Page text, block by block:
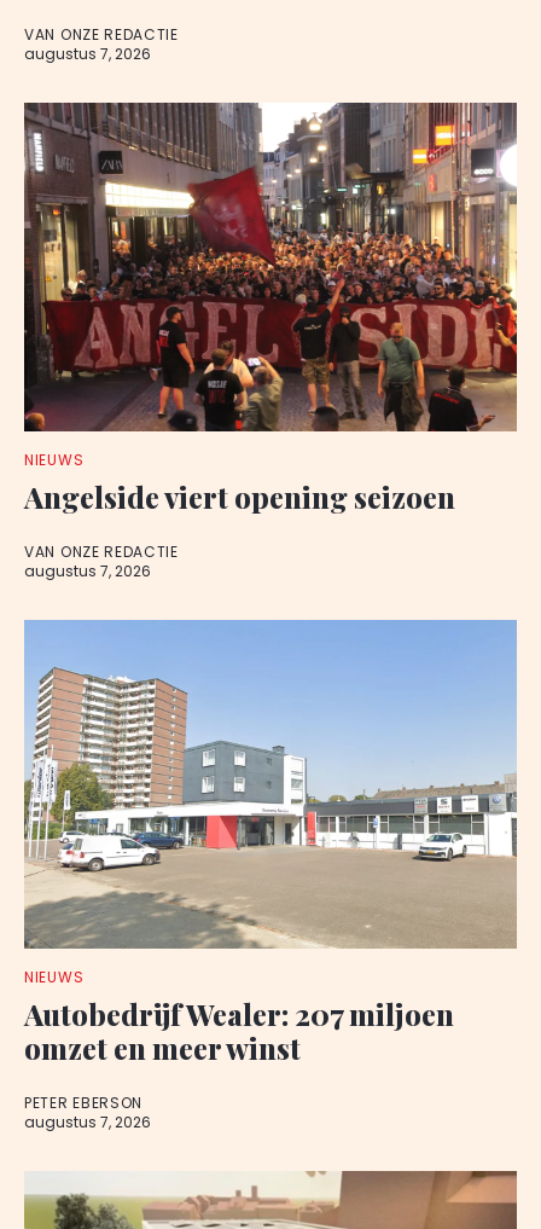
VAN ONZE REDACTIE
augustus 7, 2026
NIEUWS
Angelside viert opening seizoen
VAN ONZE REDACTIE
augustus 7, 2026
NIEUWS
Autobedrijf Wealer: 207 miljoen
omzet en meer winst
PETER EBERSON
augustus 7, 2026